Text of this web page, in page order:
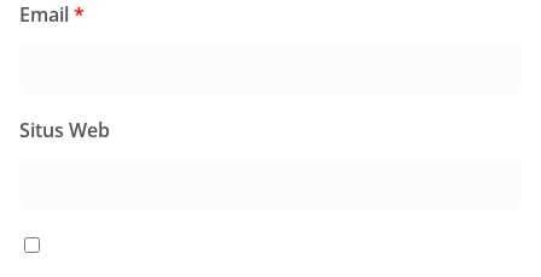
Email*
Situs Web